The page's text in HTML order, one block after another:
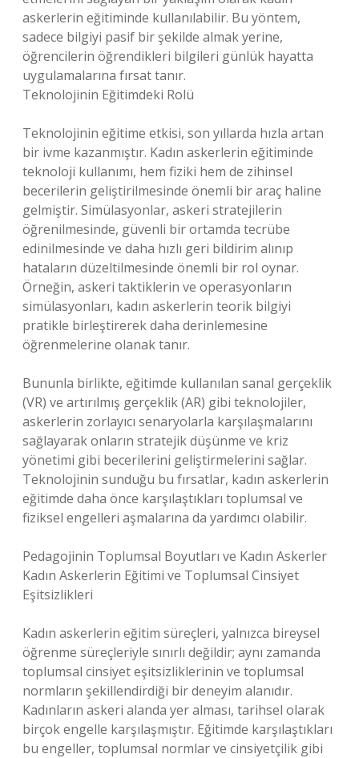
askerlerin eğitiminde kullanılabilir. Bu yöntem,
sadece bilgiyi pasif bir şekilde almak yerine,
öğrencilerin öğrendikleri bilgileri günlük hayatta
uygulamalarına fırsat tanır.
Teknolojinin Eğitimdeki Rolü
Teknolojinin eğitime etkisi, son yıllarda hızla artan
bir ivme kazanmıştır. Kadın askerlerin eğitiminde
teknoloji kullanımı, hem fiziki hem de zihinsel
becerilerin geliştirilmesinde önemli bir araç haline
gelmiştir. Simülasyonlar, askeri stratejilerin
öğrenilmesinde, güvenli bir ortamda tecrübe
edinilmesinde ve daha hızlı geri bildirim alınıp
hataların düzeltilmesinde önemli bir rol oynar.
Örneğin, askeri taktiklerin ve operasyonların
simülasyonları, kadın askerlerin teorik bilgiyi
pratikle birleştirerek daha derinlemesine
öğrenmelerine olanak tanır.
Bununla birlikte, eğitimde kullanılan sanal gerçeklik
(VR) ve artırılmış gerçeklik (AR) gibi teknolojiler,
askerlerin zorlayıcı senaryolarla karşılaşmalarını
sağlayarak onların stratejik düşünme ve kriz
yönetimi gibi becerilerini geliştirmelerini sağlar.
Teknolojinin sunduğu bu fırsatlar, kadın askerlerin
eğitimde daha önce karşılaştıkları toplumsal ve
fiziksel engelleri aşmalarına da yardımcı olabilir.
Pedagojinin Toplumsal Boyutları ve Kadın Askerler
Kadın Askerlerin Eğitimi ve Toplumsal Cinsiyet
Eşitsizlikleri
Kadın askerlerin eğitim süreçleri, yalnızca bireysel
öğrenme süreçleriyle sınırlı değildir; aynı zamanda
toplumsal cinsiyet eşitsizliklerinin ve toplumsal
normların şekillendirdiği bir deneyim alanıdır.
Kadınların askeri alanda yer alması, tarihsel olarak
birçok engelle karşılaşmıştır. Eğitimde karşılaştıkları
bu engeller, toplumsal normlar ve cinsiyetçilik gibi